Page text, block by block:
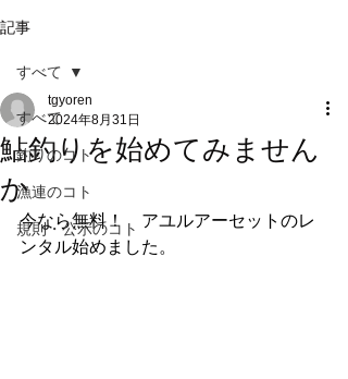
記事
すべて
釣りのコト
漁連のコト
規則・公示のコト
すべて
鮎釣りを始めてみません
か
tgyoren
2024年8月31日
今なら無料！　アユルアーセットのレ
ンタル始めました。